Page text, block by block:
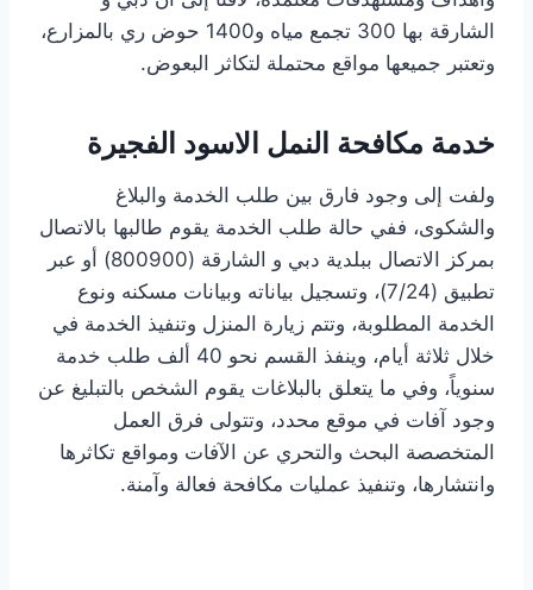
الشارقة بها 300 تجمع مياه و1400 حوض ري بالمزارع،
وتعتبر جميعها مواقع محتملة لتكاثر البعوض.
خدمة مكافحة النمل الاسود الفجيرة
ولفت إلى وجود فارق بين طلب الخدمة والبلاغ
والشكوى، ففي حالة طلب الخدمة يقوم طالبها بالاتصال
بمركز الاتصال ببلدية دبي و الشارقة (800900) أو عبر
تطبيق (24/‏‏7)، وتسجيل بياناته وبيانات مسكنه ونوع
الخدمة المطلوبة، وتتم زيارة المنزل وتنفيذ الخدمة في
خلال ثلاثة أيام، وينفذ القسم نحو 40 ألف طلب خدمة
سنوياً، وفي ما يتعلق بالبلاغات يقوم الشخص بالتبليغ عن
وجود آفات في موقع محدد، وتتولى فرق العمل
المتخصصة البحث والتحري عن الآفات ومواقع تكاثرها
وانتشارها، وتنفيذ عمليات مكافحة فعالة وآمنة.